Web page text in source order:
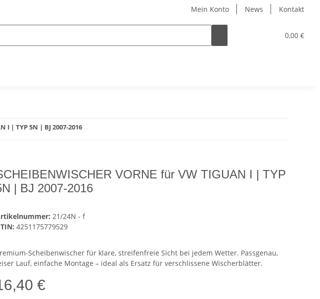
Mein Konto News Kontakt
0,00 €
I | TYP 5N | BJ 2007-2016
VORNE für VW TIGUAN I | TYP
| BJ 2007-2016
21/24N - f
4251175779529
Scheibenwischer für klare, streifenfreie Sicht bei jedem Wetter. Passgenau,
Lauf, einfache Montage – ideal als Ersatz für verschlissene Wischerblätter.
€